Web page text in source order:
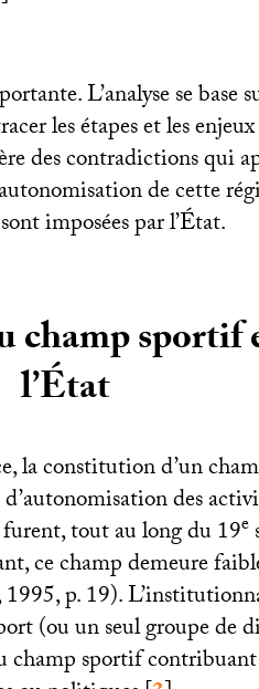
L’analyse se base
les étapes et les
des contradictions qui
de cette
imposées par l’État.
sportif
l’État
la constitution d’un
d’autonomisation des
tout au long du 19e
ce champ demeure
p. 19).
(ou un seul groupe de
champ sportif